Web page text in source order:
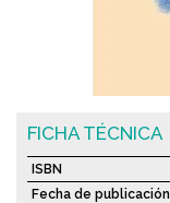
FICHA TÉCNICA
ISBN
Fecha de publicación